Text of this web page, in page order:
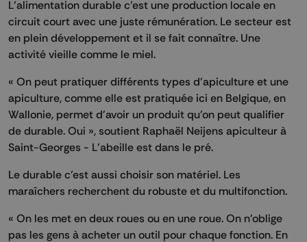
L’alimentation durable c’est une production locale en
circuit court avec une juste rémunération. Le secteur est
en plein développement et il se fait connaître. Une
activité vieille comme le miel.
« On peut pratiquer différents types d'apiculture et une
apiculture, comme elle est pratiquée ici en Belgique, en
Wallonie, permet d'avoir un produit qu'on peut qualifier
de durable. Oui », soutient Raphaël Neijens apiculteur à
Saint-Georges - L’abeille est dans le pré.
Le durable c’est aussi choisir son matériel. Les
maraîchers recherchent du robuste et du multifonction.
« On les met en deux roues ou en une roue. On n'oblige
pas les gens à acheter un outil pour chaque fonction. En